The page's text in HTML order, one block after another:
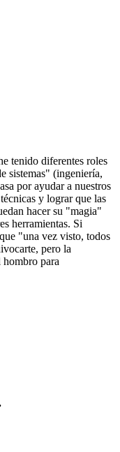
tenido diferentes roles
sistemas" (ingeniería,
por ayudar a nuestros
y lograr que las
hacer su "magia"
herramientas. Si
"una vez visto, todos
pero la
para